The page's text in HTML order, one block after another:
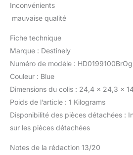
Inconvénients
mauvaise qualité
Fiche technique
Marque : Destinely
Numéro de modèle : HD0199100BrOg
Couleur : Blue
Dimensions du colis : 24,4 x 24,3 x
Poids de l’article : 1 Kilograms
Disponibilité des pièces détachées :
sur les pièces détachées
Notes de la rédaction 13/20